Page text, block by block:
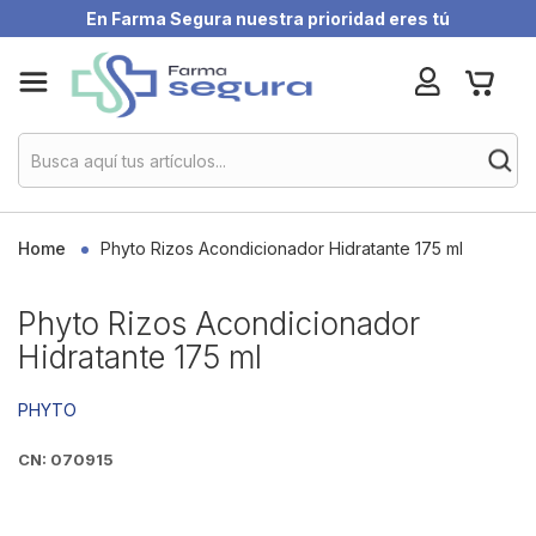
En Farma Segura nuestra prioridad eres tú
to
Content
My
Home Phyto Rizos Acondicionador Hidratante 175 ml
Phyto Rizos Acondicionador
Hidratante 175 ml
PHYTO
CN: 070915